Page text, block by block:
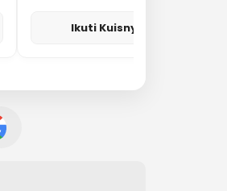
Ikuti Kuisnya ➔